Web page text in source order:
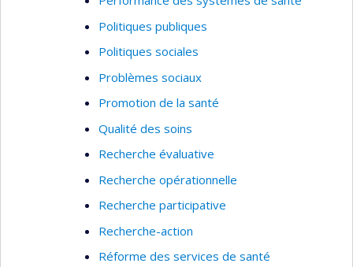
Politiques publiques
Politiques sociales
Problèmes sociaux
Promotion de la santé
Qualité des soins
Recherche évaluative
Recherche opérationnelle
Recherche participative
Recherche-action
Réforme des services de santé